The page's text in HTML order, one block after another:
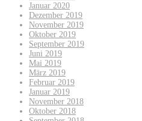
Januar 2020
Dezember 2019
November 2019
Oktober 2019
September 2019
Juni 2019
Mai 2019
März 2019
Februar 2019
Januar 2019
November 2018
Oktober 2018